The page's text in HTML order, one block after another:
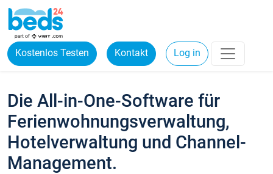
Kostenlos Testen Kontakt Log in
Die All-in-One-Software für
Ferienwohnungsverwaltung,
Hotelverwaltung und Channel-
Management.